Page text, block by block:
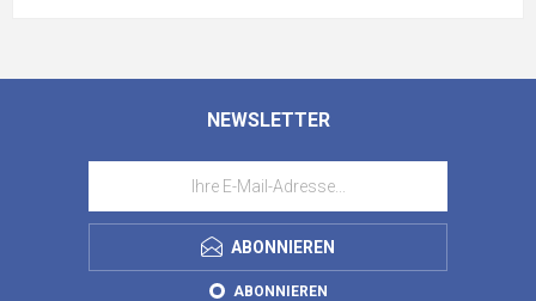
NEWSLETTER
ABONNIEREN
ABONNIEREN